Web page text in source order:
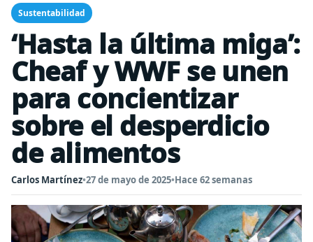
Sustentabilidad
‘Hasta la última miga’:
Cheaf y WWF se unen
para concientizar
sobre el desperdicio
de alimentos
Carlos Martínez•27 de mayo de 2025•Hace 62 semanas